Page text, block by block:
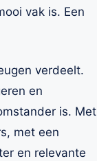
vak is. Een
verdeelt.
en
is. Met
met een
en relevante